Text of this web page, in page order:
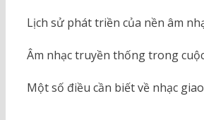
Lịch sử phát triền của nền âm
Âm nhạc truyền thống trong
Một số điều cần biết về nhạc